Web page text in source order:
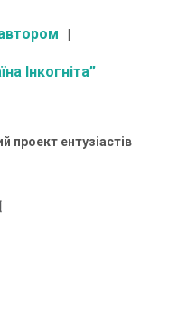
Інкогніта”
проект ентузіастів